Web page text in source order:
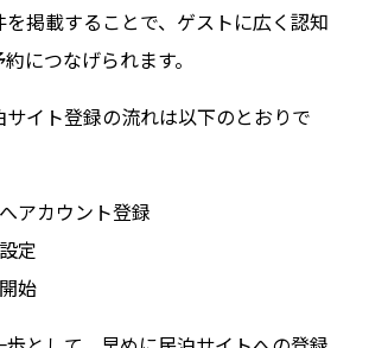
掲載することで、ゲストに広く認知
につなげられます。
イト登録の流れは以下のとおりで
アカウント登録
定
始